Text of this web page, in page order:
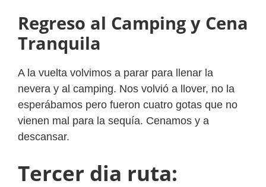
Regreso al Camping y Cena
Tranquila
A la vuelta volvimos a parar para llenar la
nevera y al camping. Nos volvió a llover, no la
esperábamos pero fueron cuatro gotas que no
vienen mal para la sequía. Cenamos y a
descansar.
Tercer dia ruta: